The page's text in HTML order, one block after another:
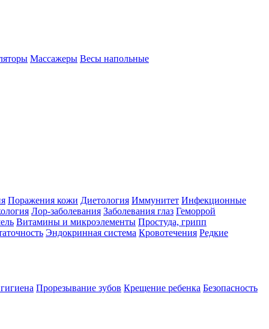
Массажеры Весы напольные
Поражения кожи Диетология Иммунитет Инфекционные
Лор-заболевания Заболевания глаз Геморрой
Витамины и микроэлементы Простуда, грипп
Эндокринная система Кровотечения Редкие
Прорезывание зубов Крещение ребенка Безопасность